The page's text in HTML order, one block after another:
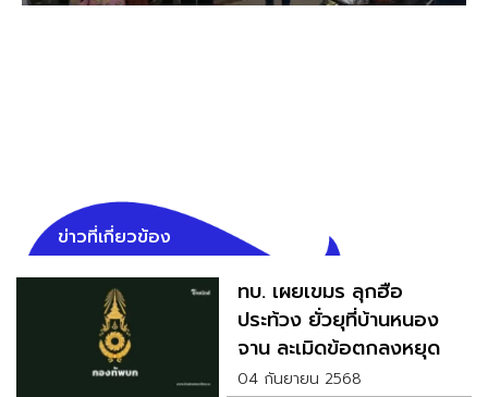
ข่าวที่เกี่ยวข้อง
ทบ. เผยเขมร ลุกฮือ
ประท้วง ยั่วยุที่บ้านหนอง
จาน ละเมิดข้อตกลงหยุด
ยิง
04 กันยายน 2568